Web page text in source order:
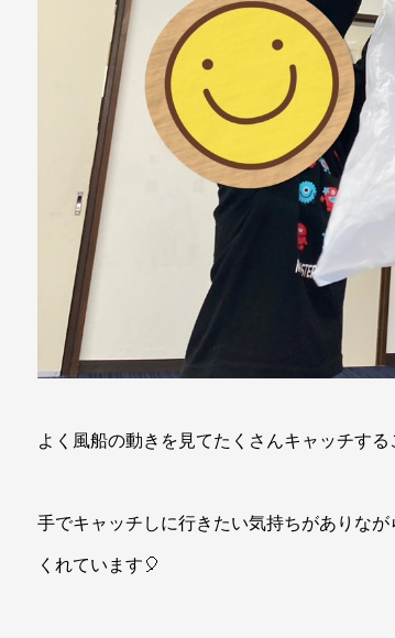
よく風船の動きを見てたくさんキャッチする
手でキャッチしに行きたい気持ちがありな
くれています🎈